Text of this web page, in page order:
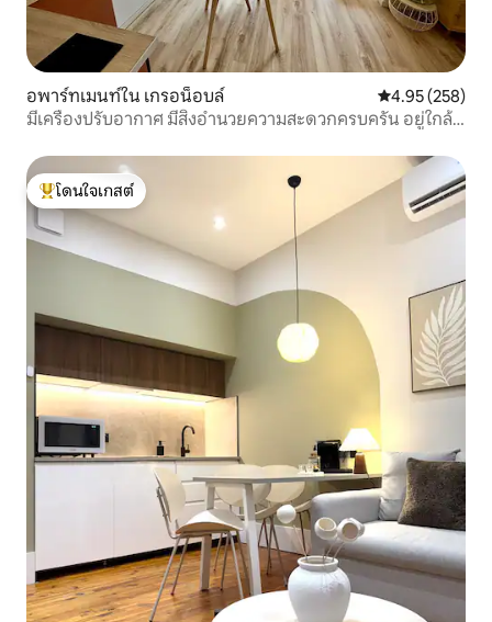
อพาร์ทเมนท์ใน เกรอน็อบล์ คะแนนเฉลี่ย
4.95 (258)
มีเครื่องปรับอากาศ มีสิ่งอำนวยความสะดวกครบครัน อยู่ใกล้
โดนใจเกสต์ที่สุด
โดนใจเกสต์